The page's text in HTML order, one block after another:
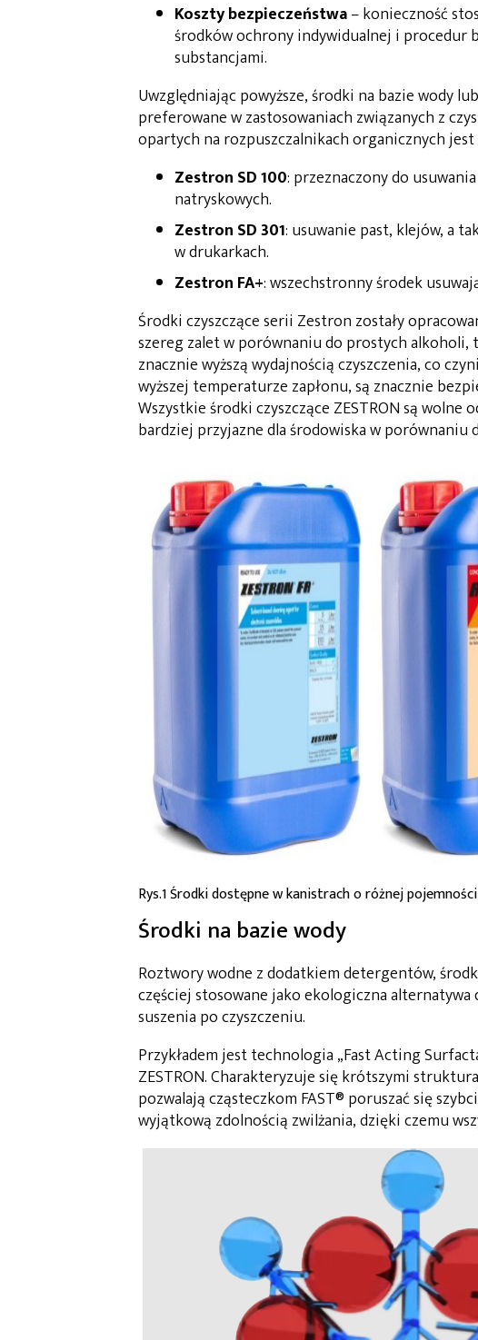
Koszty bezpieczeństwa– konieczność
środków ochrony indywidualnej i procedur
substancjami.
Uwzględniając powyższe, środki na bazie wody
preferowane w zastosowaniach związanych z
opartych na rozpuszczalnikach organicznych jest
Zestron SD 100: przeznaczony do
natryskowych.
Zestron SD 301: usuwanie past, klejów, a
w drukarkach.
Zestron FA+: wszechstronny środek
Środki czyszczące serii Zestron zostały
szereg zalet w porównaniu do prostych alkoholi,
znacznie wyższą wydajnością czyszczenia, co
wyższej temperaturze zapłonu, są znacznie
Wszystkie środki czyszczące ZESTRON są wolne
bardziej przyjazne dla środowiska w
Rys.1 Środki dostępne w kanistrach o różnej
Środki na bazie wody
Roztwory wodne z dodatkiem detergentów,
częściej stosowane jako ekologiczna
suszenia po czyszczeniu.
Przykładem jest technologia „Fast Acting
ZESTRON. Charakteryzuje się krótszymi
pozwalają cząsteczkom FAST® poruszać się
wyjątkową zdolnością zwilżania, dzięki czemu